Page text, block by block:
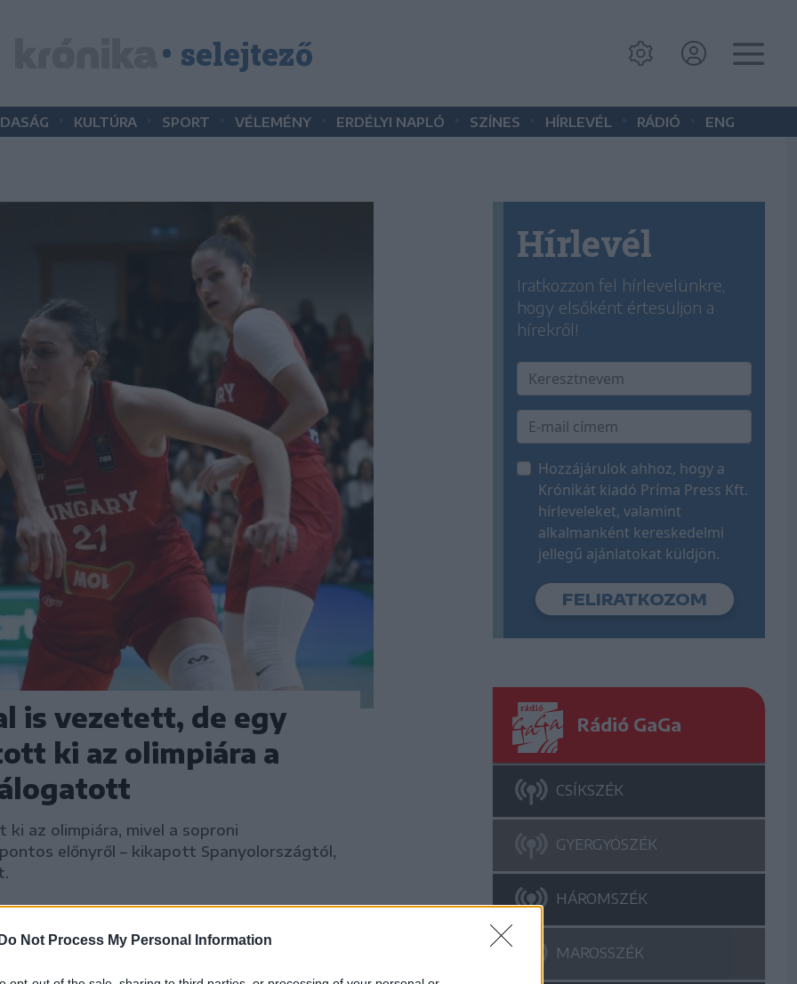
Do Not Process My Personal Information
• selejtező
KULTÚRA SPORT VÉLEMÉNY ERDÉLYI NAPLÓ SZÍNES HÍRLEVÉL RÁDIÓ ENG
is vezetett, de egy
ki az olimpiára a
az olimpiára, mivel a soproni
előnyről – kikapott Spanyolországtól,
Hírlevél
Iratkozzon fel hírlevelünkre,
hogy elsőként értesüljön a
hírekről!
Hozzájárulok ahhoz, hogy a
Krónikát kiadó Príma Press Kft.
hírleveleket, valamint
alkalmanként kereskedelmi
jellegű ajánlatokat küldjön.
Rádió GaGa
CSÍKSZÉK
GYERGYÓSZÉK
HÁROMSZÉK
MAROSSZÉK